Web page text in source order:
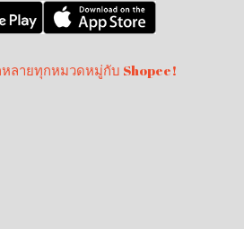
ลายทุกหมวดหมู่กับ Shopee!